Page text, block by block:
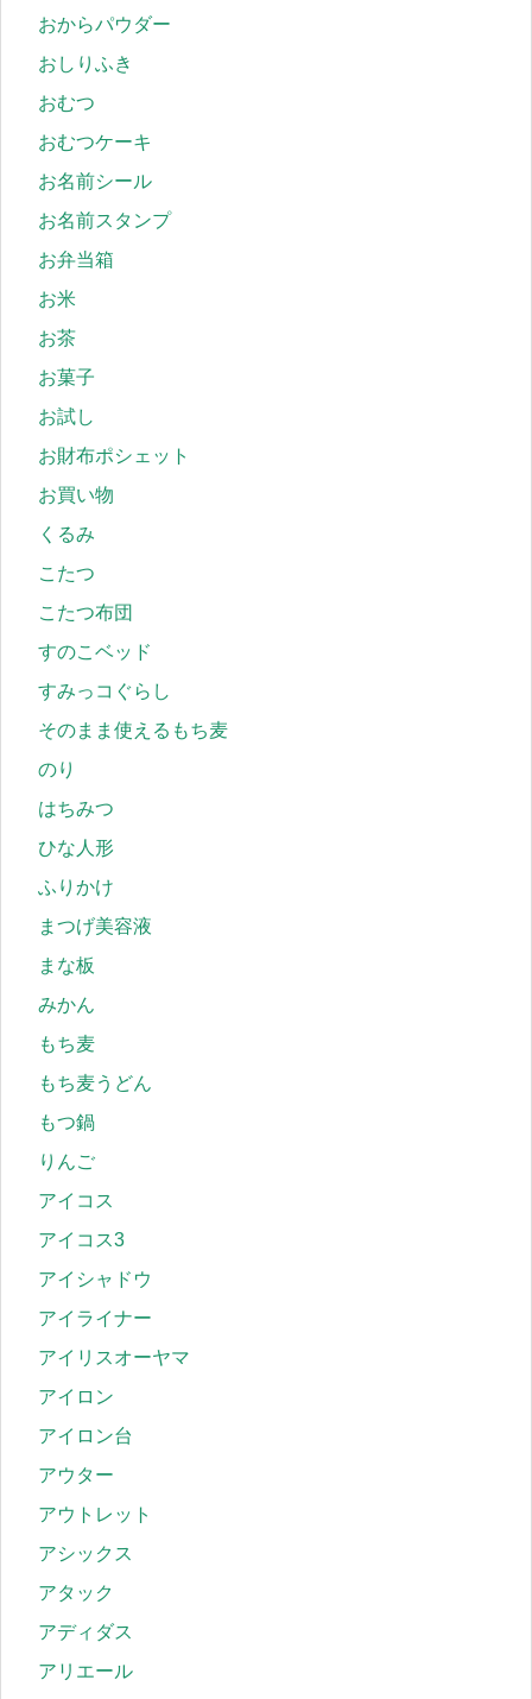
おからパウダー
おしりふき
おむつ
おむつケーキ
お名前シール
お名前スタンプ
お弁当箱
お米
お茶
お菓子
お試し
お財布ポシェット
お買い物
くるみ
こたつ
こたつ布団
すのこベッド
すみっコぐらし
そのまま使えるもち麦
のり
はちみつ
ひな人形
ふりかけ
まつげ美容液
まな板
みかん
もち麦
もち麦うどん
もつ鍋
りんご
アイコス
アイコス3
アイシャドウ
アイライナー
アイリスオーヤマ
アイロン
アイロン台
アウター
アウトレット
アシックス
アタック
アディダス
アリエール